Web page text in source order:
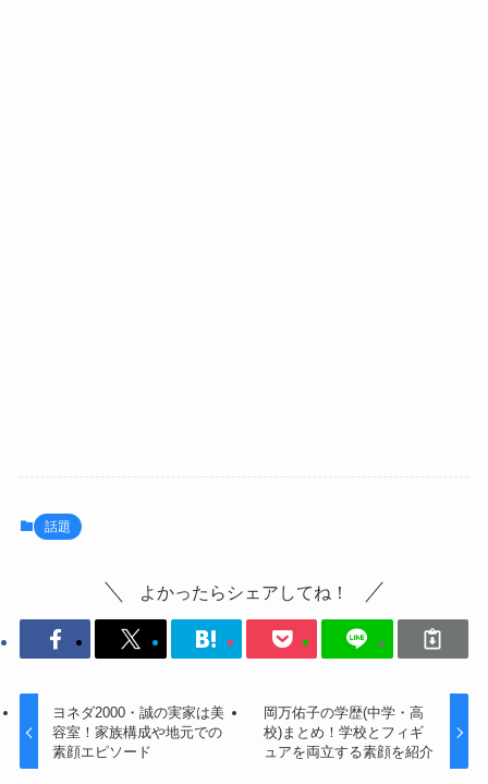
話題
よかったらシェアしてね！
ヨネダ2000・誠の実家は美
容室！家族構成や地元での
素顔エピソード
岡万佑子の学歴(中学・高
校)まとめ！学校とフィギ
ュアを両立する素顔を紹介